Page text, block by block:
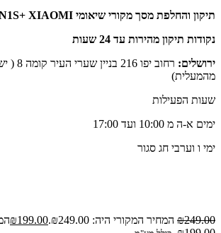
תיקון והחלפת מסך מקורי שיאומי QIN1S+ XIAOMI
נקודות תיקון מהירות עד 24 שעות
ירושלים:
רחוב
מהמעלית)
שעות הפעילות
ימים א-ה מ 10:00 ועד 17:00
ימי ו וערבי חג סגור
₪249.00 המחיר המקורי היה: ₪249.00. ₪199.00